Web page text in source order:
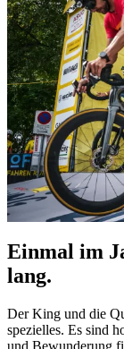
Einmal im
lang.
Der King und die
spezielles. Es sind
und Bewunderung